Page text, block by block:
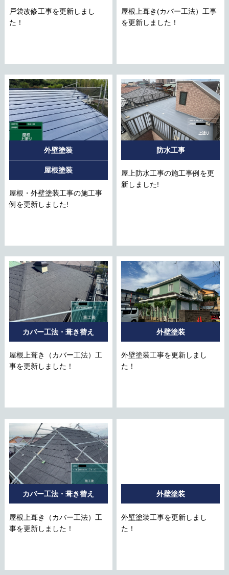
戸袋改修工事を更新しまし
た！
屋根上葺き(カバー工法）工事
を更新しました！
外壁塗装
屋根塗装
屋根・外壁塗装工事の施工事
例を更新しました!
防水工事
屋上防水工事の施工事例を更
新しました!
カバー工法・葺き替え
屋根上葺き（カバー工法）工
事を更新しました！
外壁塗装
外壁塗装工事を更新しまし
た！
カバー工法・葺き替え
屋根上葺き（カバー工法）工
事を更新しました！
外壁塗装
外壁塗装工事を更新しまし
た！